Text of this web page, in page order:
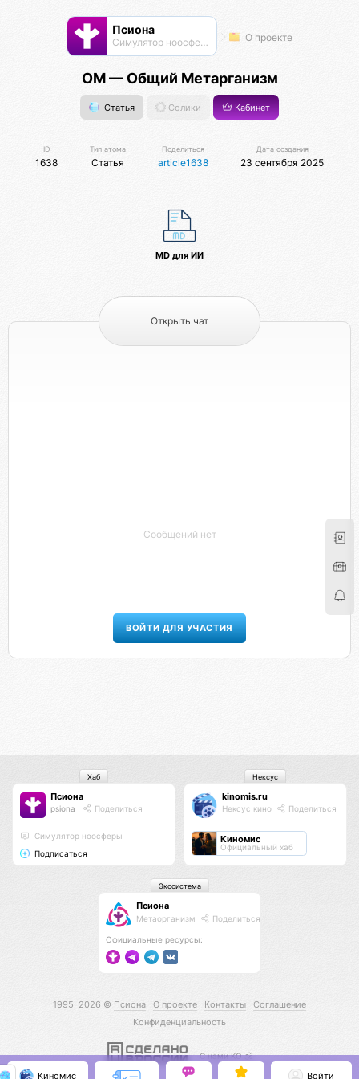
Псиона
Cимулятор ноосферы О проекте
ОМ — Общий Метарганизм
Статья Солики Кабинет
ID
1638
Тип атома
Статья
Поделиться
article1638
Дата создания
23 сентября 2025
MD для ИИ
Открыть чат
Сообщений нет
ВОЙТИ ДЛЯ УЧАСТИЯ
Псиона
psiona Поделиться
Cимулятор ноосферы
Подписаться
Хаб
kinomis.ru
Нексус кино Поделиться
Киномис
Официальный хаб
Нексус
Псиона
Метаорганизм Поделиться
Официальные ресурсы:
Экосистема
1995–2026 © Псиона О проекте Контакты
Соглашение
Конфиденциальность
С нами КО 🕉️
Киномис Войти